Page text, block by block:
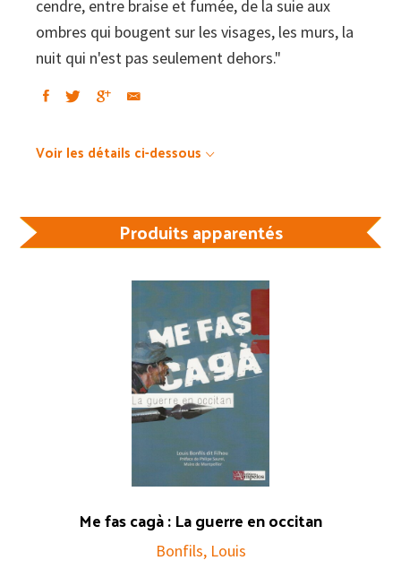
cendre, entre braise et fumée, de la suie aux
ombres qui bougent sur les visages, les murs, la
nuit qui n'est pas seulement dehors."
Voir les détails ci-dessous
Produits apparentés
Me fas cagà : La guerre en occitan
Bonfils, Louis